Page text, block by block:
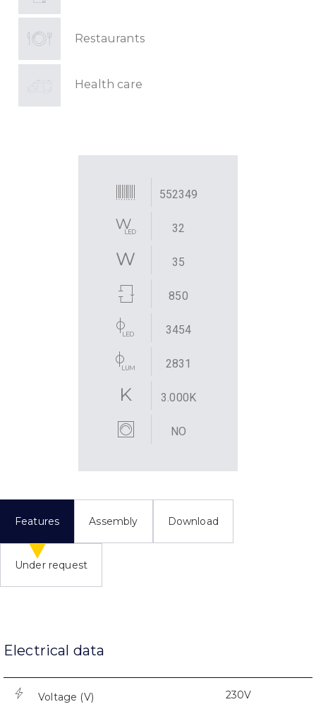
Restaurants
Health care
552349
32
35
850
3454
2831
3.000K
NO
Features Assembly Download
Under request
Electrical data
Voltage (V) 230V